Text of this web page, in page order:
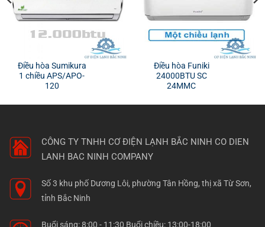
Điều hòa Sumikura
1 chiều APS/APO-
120
Điều hòa Funiki
24000BTU SC
24MMC
CÔNG TY TNHH CƠ ĐIỆN LẠNH BẮC NINH CO DIEN
LANH BAC NINH COMPANY
Số 3 khu phố Dương Lôi, phường Tân Hồng, thị xã Từ Sơn,
tỉnh Bắc Ninh
Buổi sáng: 8:00 - 11:30 Buổi chiều: 13:00-18:00